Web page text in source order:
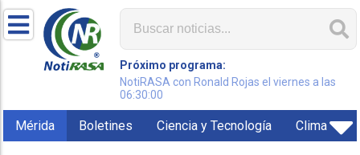
Próximo programa:
NotiRASA con Ronald Rojas el viernes a las
06:30:00
Mérida Boletines Ciencia y Tecnología Clima